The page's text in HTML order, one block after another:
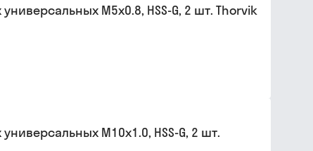
М5х0.8, HSS-G, 2 шт. Thorvik
М10х1.0, HSS-G, 2 шт.